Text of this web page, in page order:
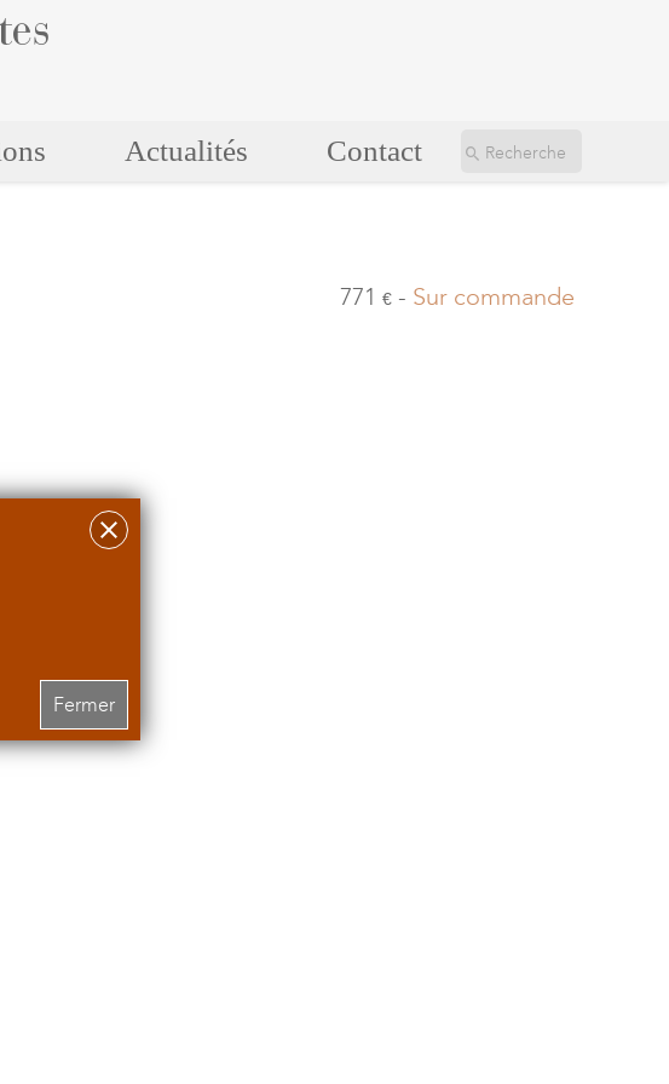
Actualités Contact
771 € - Sur commande
Fermer